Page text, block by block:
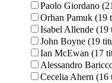
Paolo Giordano
Orhan Pamuk (19
Isabel Allende (19
John Boyne (19
Ian McEwan (17
Alessandro
Cecelia Ahern (16